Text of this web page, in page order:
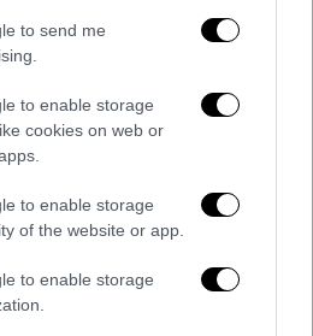
to send me
to enable storage
cookies on web or
to enable storage
of the website or app.
to enable storage
βασανιστές τους ως
γραφεία στα
εδάφη, συμβάλλοντας
την εφαρμογή αυτών
Η Rosgvardia, που
στον πρόεδρο
με τον στρατό
διαφωνιών και τον